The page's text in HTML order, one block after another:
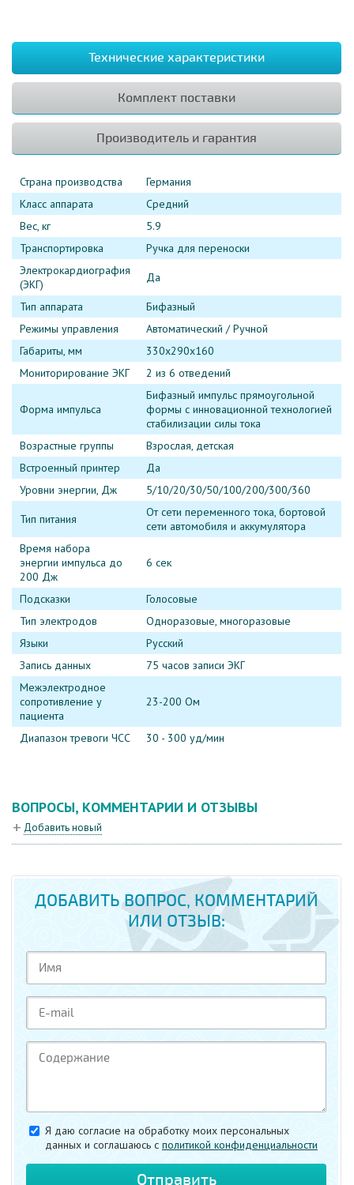
Технические характеристики
Комплект поставки
Производитель и гарантия
Страна производства
Германия
Класс аппарата
Средний
Вес, кг
5.9
Транспортировка
Ручка для переноски
Электрокардиография
(ЭКГ)
Да
Тип аппарата
Бифазный
Режимы управления
Автоматический / Ручной
Габариты, мм
330х290х160
Мониторирование ЭКГ
2 из 6 отведений
Форма импульса
Бифазный импульс прямоугольной
формы с инновационной технологией
стабилизации силы тока
Возрастные группы
Взрослая, детская
Встроенный принтер
Да
Уровни энергии, Дж
5/10/20/30/50/100/200/300/360
Тип питания
От сети переменного тока, бортовой
сети автомобиля и аккумулятора
Время набора
энергии импульса до
200 Дж
6 сек
Подсказки
Голосовые
Тип электродов
Одноразовые, многоразовые
Языки
Русский
Запись данных
75 часов записи ЭКГ
Межэлектродное
сопротивление у
пациента
23-200 Ом
Диапазон тревоги ЧСС 30 - 300 уд/мин
ВОПРОСЫ, КОММЕНТАРИИ И ОТЗЫВЫ
Добавить новый
ДОБАВИТЬ ВОПРОС, КОММЕНТАРИЙ
ИЛИ ОТЗЫВ:
Я даю согласие на обработку моих персональных
данных и соглашаюсь c политикой конфиденциальности